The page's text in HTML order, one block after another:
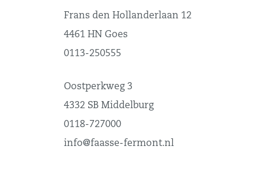
Frans den Hollanderlaan 12
4461 HN Goes
0113-250555
Oostperkweg 3
4332 SB Middelburg
0118-727000
info@faasse-fermont.nl